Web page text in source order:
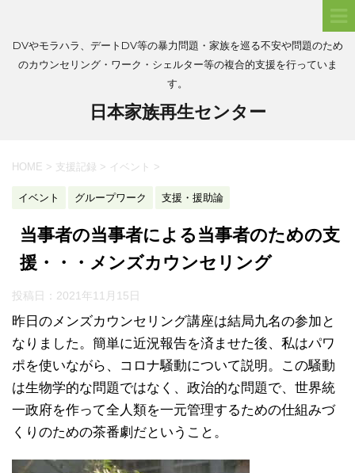
DVやモラハラ、デートDV等の暴力問題・家族を巡る不安や問題のため
のカウンセリング・ワーク・シェルター等の複合的支援を行っていま
す。
日本家族再生センター
HOME > 支援記録 > イベント >
イベント グループワーク 支援・援助論
当事者の当事者による当事者のための支
援・・・メンズカウンセリング
投稿日： 2021年11月15日
昨日のメンズカウンセリング講座は結局九名の参加と
なりました。簡単に近況報告を済ませた後、私はパワ
ポを使いながら、コロナ騒動について説明。この騒動
は生物学的な問題ではなく、政治的な問題で、世界統
一政府を作って全人類を一元管理するための仕組みづ
くりのための茶番劇だということ。